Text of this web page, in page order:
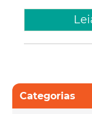
Categorias